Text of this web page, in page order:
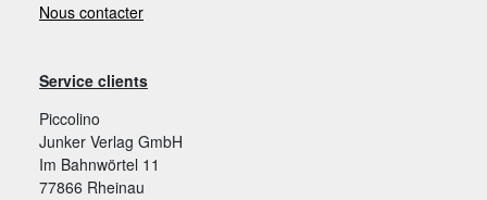
Nous contacter
Service clients
Piccolino
Junker Verlag GmbH
Im Bahnwörtel 11
77866 Rheinau